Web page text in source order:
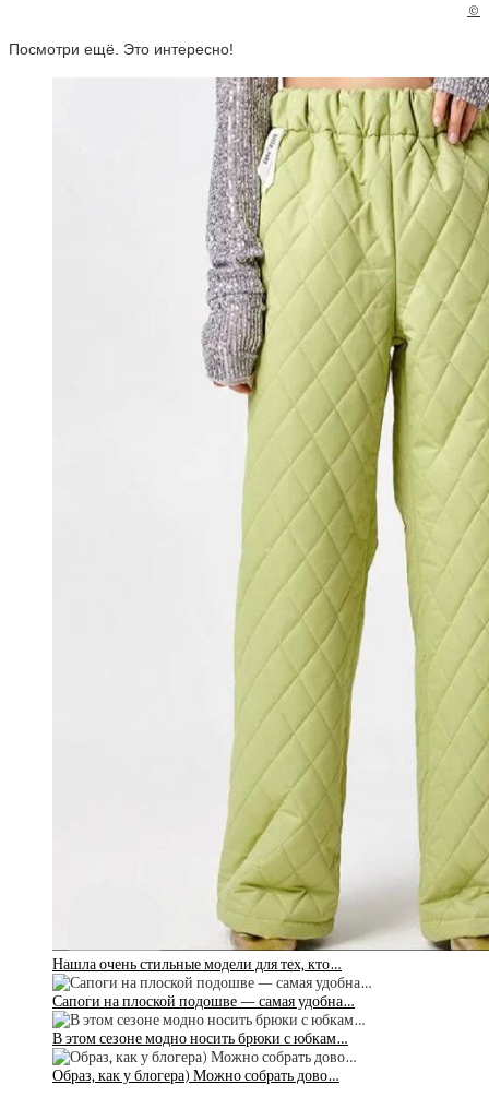
©
Посмотри ещё. Это интересно!
Нашла очень стильные модели для тех, кто…
Сапоги на плоской подошве — самая удобна…
В этом сезоне модно носить брюки с юбкам…
Образ, как у блогера) Можно собрать дово…